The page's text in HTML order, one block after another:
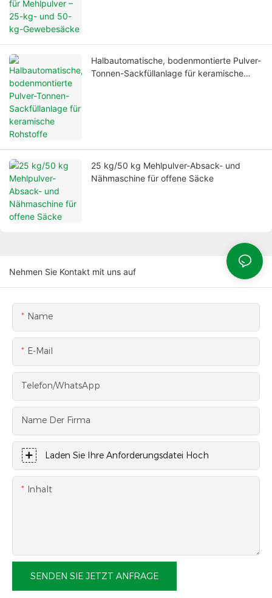
Halbautomatische, bodenmontierte Pulver-
Tonnen-Sackfüllanlage für keramische
25 kg/50 kg Mehlpulver-Absack- und
Nähmaschine für offene Säcke
Nehmen Sie Kontakt mit uns auf
Name
E-Mail
Telefon/WhatsApp
Name Der Firma
Laden Sie Ihre Anforderungsdatei Hoch
Inhalt
SENDEN SIE JETZT ANFRAGE